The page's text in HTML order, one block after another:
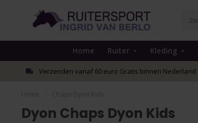
Home Ruiter Kleding
Verzenden vanaf 60 euro Gratis binnen Nederland
Dyon Chaps Dyon Kids